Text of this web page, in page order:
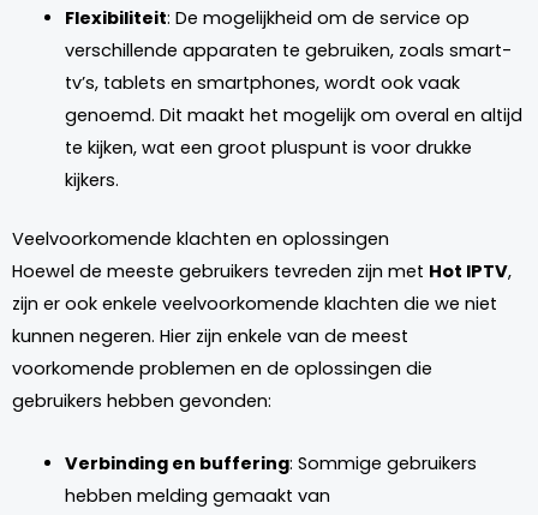
Flexibiliteit: De mogelijkheid om de service op
verschillende apparaten te gebruiken, zoals smart-
tv’s, tablets en smartphones, wordt ook vaak
genoemd. Dit maakt het mogelijk om overal en altijd
te kijken, wat een groot pluspunt is voor drukke
kijkers.
Veelvoorkomende klachten en oplossingen
Hoewel de meeste gebruikers tevreden zijn met Hot IPTV,
zijn er ook enkele veelvoorkomende klachten die we niet
kunnen negeren. Hier zijn enkele van de meest
voorkomende problemen en de oplossingen die
gebruikers hebben gevonden:
Verbinding en buffering: Sommige gebruikers
hebben melding gemaakt van